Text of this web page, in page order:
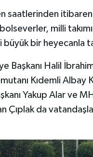
saatlerinden itibaren
milli
büyük bir heyecanla
Başkanı Halil İbrahim
Kıdemli Albay
Yakup Alar ve
Çıplak da